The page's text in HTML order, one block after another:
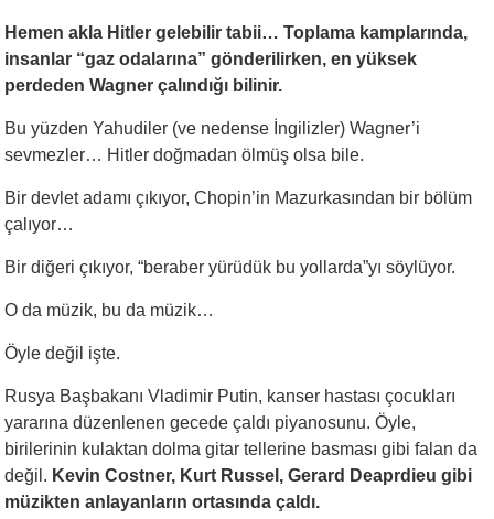
Hemen akla Hitler gelebilir tabii… Toplama kamplarında,
insanlar “gaz odalarına” gönderilirken, en yüksek
perdeden Wagner çalındığı bilinir.
Bu yüzden Yahudiler (ve nedense İngilizler) Wagner’i
sevmezler… Hitler doğmadan ölmüş olsa bile.
Bir devlet adamı çıkıyor, Chopin’in Mazurkasından bir bölüm
çalıyor…
Bir diğeri çıkıyor, “beraber yürüdük bu yollarda”yı söylüyor.
O da müzik, bu da müzik…
Öyle değil işte.
Rusya Başbakanı Vladimir Putin, kanser hastası çocukları
yararına düzenlenen gecede çaldı piyanosunu. Öyle,
birilerinin kulaktan dolma gitar tellerine basması gibi falan da
değil. Kevin Costner, Kurt Russel, Gerard Deaprdieu gibi
müzikten anlayanların ortasında çaldı.